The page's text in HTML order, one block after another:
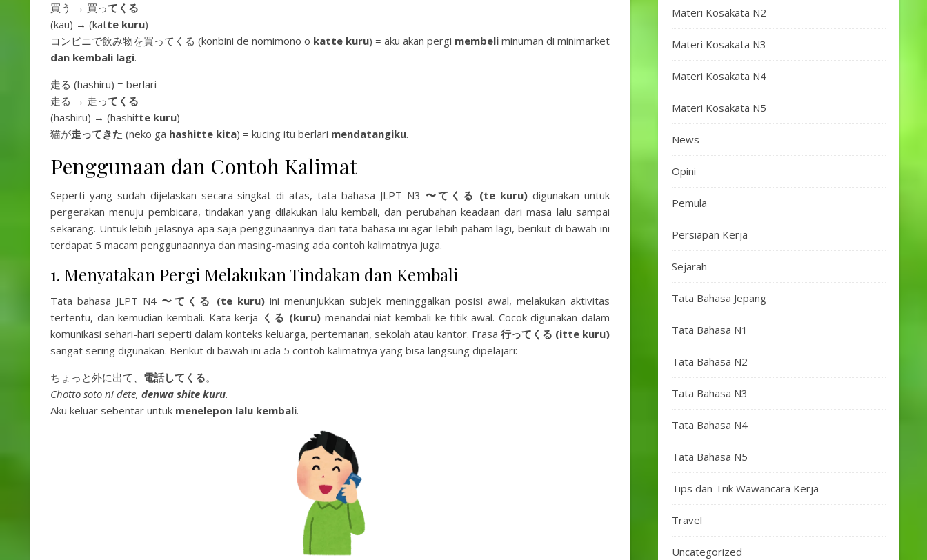
買う → 買って くる
(kau) → (katte kuru)
コンビニで飲み物を買ってくる (konbini de nomimono o katte kuru) = aku akan pergi membeli minuman di minimarket
dan kembali lagi.
走る (hashiru) = berlari
走る → 走って くる
(hashiru) → (hashitte kuru)
猫が走ってきた (neko ga hashitte kita) = kucing itu berlari mendatangiku.
Penggunaan dan Contoh Kalimat
Seperti yang sudah dijelaskan secara singkat di atas, tata bahasa JLPT N3 〜てくる (te kuru) digunakan untuk
pergerakan menuju pembicara, tindakan yang dilakukan lalu kembali, dan perubahan keadaan dari masa lalu sampai
sekarang. Untuk lebih jelasnya apa saja penggunaannya dari tata bahasa ini agar lebih paham lagi, berikut di bawah ini
terdapat 5 macam penggunaannya dan masing-masing ada contoh kalimatnya juga.
1. Menyatakan Pergi Melakukan Tindakan dan Kembali
Tata bahasa JLPT N4 〜てくる (te kuru) ini menunjukkan subjek meninggalkan posisi awal, melakukan aktivitas
tertentu, dan kemudian kembali. Kata kerja くる (kuru) menandai niat kembali ke titik awal. Cocok digunakan dalam
komunikasi sehari-hari seperti dalam konteks keluarga, pertemanan, sekolah atau kantor. Frasa 行ってくる (itte kuru)
sangat sering digunakan. Berikut di bawah ini ada 5 contoh kalimatnya yang bisa langsung dipelajari:
ちょっと外に出て、 電話してくる。
Chotto soto ni dete, denwa shite kuru.
Aku keluar sebentar untuk menelepon lalu kembali.
Materi Kosakata N2
Materi Kosakata N3
Materi Kosakata N4
Materi Kosakata N5
News
Opini
Pemula
Persiapan Kerja
Sejarah
Tata Bahasa Jepang
Tata Bahasa N1
Tata Bahasa N2
Tata Bahasa N3
Tata Bahasa N4
Tata Bahasa N5
Tips dan Trik Wawancara Kerja
Travel
Uncategorized